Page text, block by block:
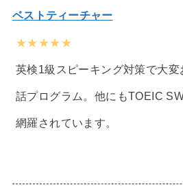
ベストティーチャー
★★★★★
英検1級スピーキング対策で大
話プログラム。他にもTOEIC
網羅されています。